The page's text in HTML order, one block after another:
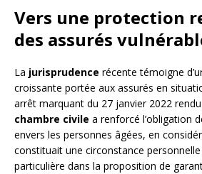
Vers une protection
des assurés
La jurisprudence récente témoigne
croissante portée aux assurés en
arrêt marquant du 27 janvier 2022
chambre civile a renforcé l’obligation
envers les personnes âgées, en
constituait une circonstance
particulière dans la proposition de